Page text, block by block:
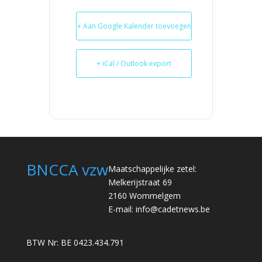
+ Aan Google Kalender toevoegen
+ iCal / Outlook export
BNCCA vzwMaatschappelijke zetel:
Melkerijstraat 69
2160 Wommelgem
E-mail: info@cadetnews.be
BTW Nr: BE 0423.434.791